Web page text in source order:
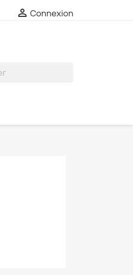
 Connexion